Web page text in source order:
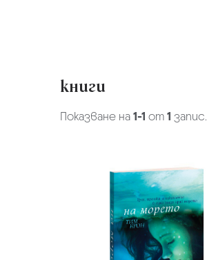
книги
Показване на1-1 от1 запис.